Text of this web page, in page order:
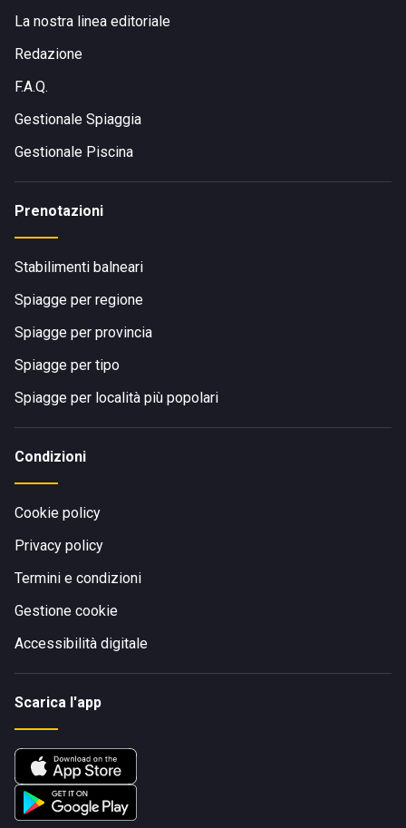
La nostra linea editoriale
Redazione
F.A.Q.
Gestionale Spiaggia
Gestionale Piscina
Prenotazioni
Stabilimenti balneari
Spiagge per regione
Spiagge per provincia
Spiagge per tipo
Spiagge per località più popolari
Condizioni
Cookie policy
Privacy policy
Termini e condizioni
Gestione cookie
Accessibilità digitale
Scarica l'app